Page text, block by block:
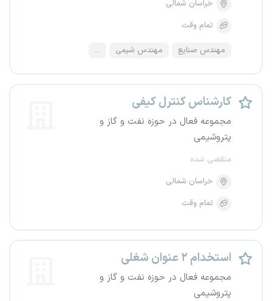
خراسان شمالی
تمام وقت
مهندس صنایع مهندس شیمی ...
کارشناس کنترل کیفی
مجموعه فعال در حوزه نفت و گاز و
پتروشیمی
منقضی شده
خراسان شمالی
تمام وقت
استخدام ۲ عنوان شغلی
مجموعه فعال در حوزه نفت و گاز و
پتروشیمی